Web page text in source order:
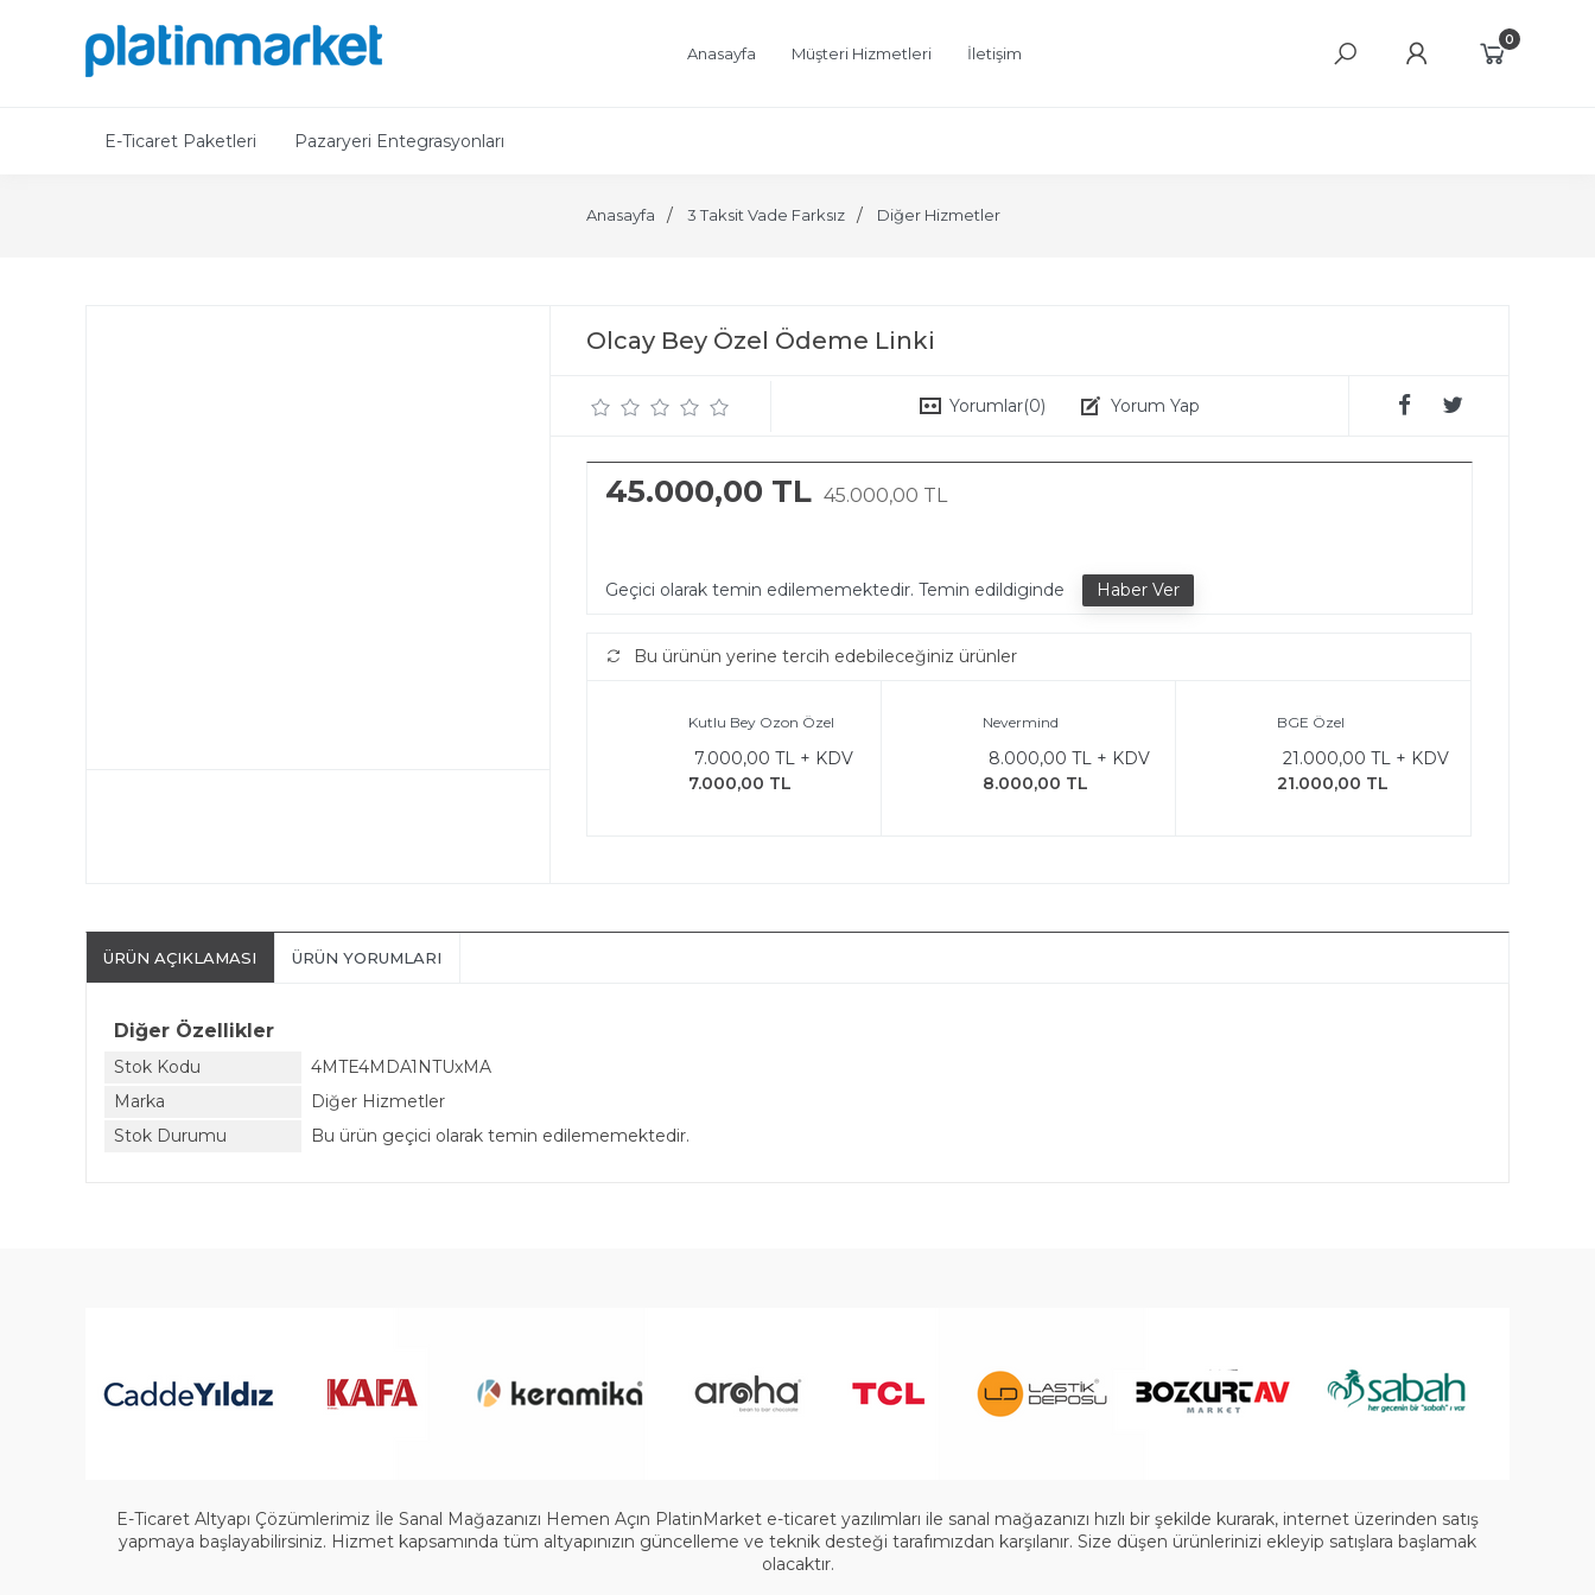
Anasayfa Müşteri Hizmetleri İletişim
0
E-Ticaret Paketleri Pazaryeri Entegrasyonları
Anasayfa 3 Taksit Vade Farksız Diğer Hizmetler
Olcay Bey Özel Ödeme Linki
Yorumlar(0) Yorum Yap
45.000,00 TL 45.000,00 TL
Geçici olarak temin edilememektedir. Temin edildiginde
Bu ürünün yerine tercih edebileceğiniz ürünler
Kutlu Bey Ozon Özel
7.000,00 TL + KDV
7.000,00 TL
Nevermind
8.000,00 TL + KDV
8.000,00 TL
BGE Özel
21.000,00 TL + KDV
21.000,00 TL
ÜRÜN AÇIKLAMASI ÜRÜN YORUMLARI
Diğer Özellikler
Stok Kodu
4MTE4MDA1NTUxMA
Marka
Diğer Hizmetler
Stok Durumu
Bu ürün geçici olarak temin edilememektedir.
E-Ticaret Altyapı Çözümlerimiz İle Sanal Mağazanızı Hemen Açın PlatinMarket e-ticaret yazılımları ile sanal mağazanızı hızlı bir şekilde kurarak, internet üzerinden satış
yapmaya başlayabilirsiniz. Hizmet kapsamında tüm altyapınızın güncelleme ve teknik desteği tarafımızdan karşılanır. Size düşen ürünlerinizi ekleyip satışlara başlamak
olacaktır.